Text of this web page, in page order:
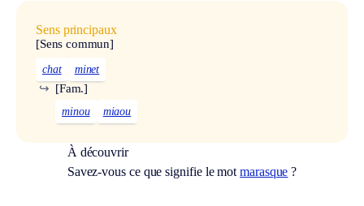
Sens principaux
[Sens commun]
chat minet
[Fam.]
↪
minou miaou
À découvrir
Savez-vous ce que signifie le motmarasque ?